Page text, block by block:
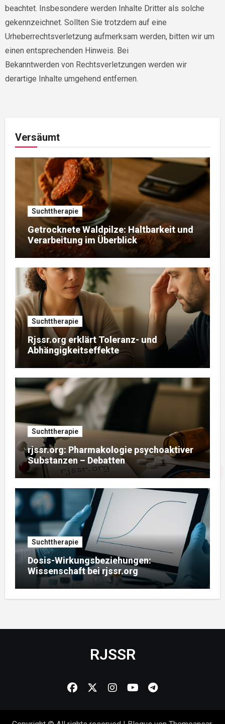
beachtet. Insbesondere werden Inhalte Dritter als solche
gekennzeichnet. Sollten Sie trotzdem auf eine
Urheberrechtsverletzung aufmerksam werden, bitten wir um
einen entsprechenden Hinweis. Bei
Bekanntwerden von Rechtsverletzungen werden wir
derartige Inhalte umgehend entfernen.
Versäumt
Suchttherapie
Getrocknete Waldpilze: Haltbarkeit und
Verarbeitung im Überblick
Suchttherapie
Rjssr.org erklärt Toleranz- und
Abhängigkeitseffekte
Suchttherapie
rjssr.org: Pharmakologie psychoaktiver
Substanzen – Debatten
Suchttherapie
Dosis-Wirkungsbeziehungen:
Wissenschaft bei rjssr.org
RJSSR